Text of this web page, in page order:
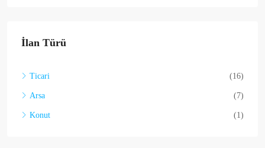
İlan Türü
Ticari (16)
Arsa (7)
Konut (1)